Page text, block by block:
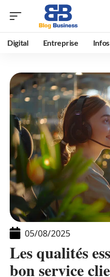
Digital Entreprise Infos
05/08/2025
Les qualités
bon service